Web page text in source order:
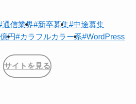
通信業界#新卒募集#中途募集
円#カラフルカラー系#WordPress
サイトを見る